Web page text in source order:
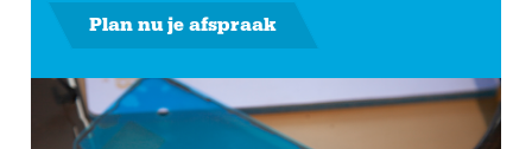
Plan nu je afspraak